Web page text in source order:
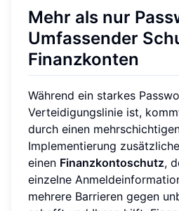
Mehr als nur
Umfassender
Finanzkonten
Während ein starkes
Verteidigungslinie ist,
durch einen
Implementierung
einen Finanzkontoschutz,
einzelne
mehrere Barrieren gegen